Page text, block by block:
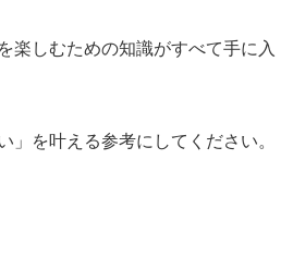
楽しむための知識がすべて手に入
」を叶える参考にしてください。